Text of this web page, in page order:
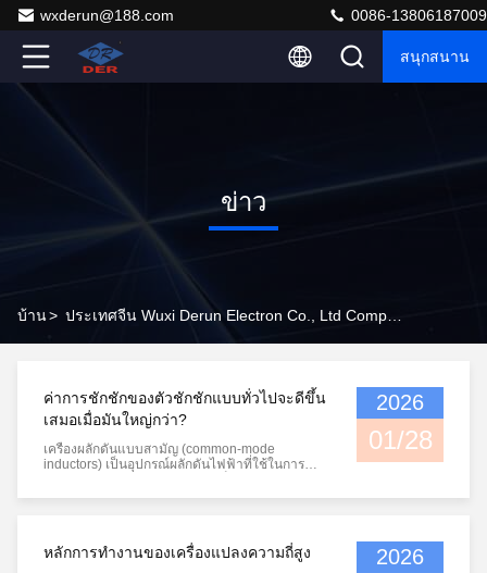
wxderun@188.com 0086-13806187009
สนุกสนาน
ข่าว
บ้าน>
ค่าการชักชักของตัวชักชักแบบทั่วไปจะดีขึ้น
เสมอเมื่อมันใหญ่กว่า?
เครื่องผลักดันแบบสามัญ (common-mode
inductors) เป็นอุปกรณ์ผลักดันไฟฟ้าที่ใช้ในการ
ฟังก์ชันหลักของมันคือการป้องกันสัญญาณเสียงแบบ
แทนที่, มันจําเป็นต้องถูกเลือกขึ้นอยู่กับกรณี...
2026
01/28
หลักการทํางานของเครื่องแปลงความถี่สูง 2026